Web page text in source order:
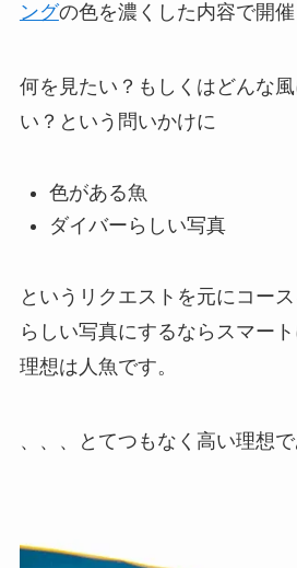
ングの色を濃くした内容で開催
何を見たい？もしくはどんな
い？という問いかけに
色がある魚
ダイバーらしい写真
というリクエストを元にコー
らしい写真にするならスマート
理想は人魚です。
、、、とてつもなく高い理想